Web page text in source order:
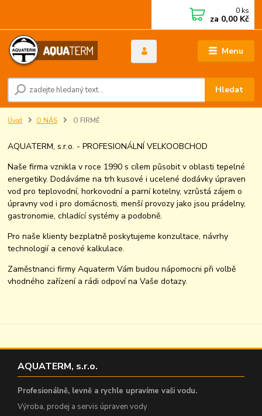
Menu
Hledat
0 ks
za 0,00 Kč
Úvod O NÁS O FIRMĚ
AQUATERM, s.r.o. - PROFESIONÁLNÍ VELKOOBCHOD
Naše firma vznikla v roce 1990 s cílem působit v oblasti tepelné
energetiky. Dodáváme na trh kusové i ucelené dodávky úpraven
vod pro teplovodní, horkovodní a parní kotelny, vzrůstá zájem o
úpravny vod i pro domácnosti, menší provozy jako jsou prádelny,
gastronomie, chladící systémy a podobně.
Pro naše klienty bezplatně poskytujeme konzultace, návrhy
technologií a cenové kalkulace.
Zaměstnanci firmy Aquaterm Vám budou nápomocni při volbě
vhodného zařízení a rádi odpoví na Vaše dotazy.
AQUATERM, s.r.o.
Profesionálně, levně a rychle upravíme vaši vodu.
Výroba, prodej a servis úpraven vody